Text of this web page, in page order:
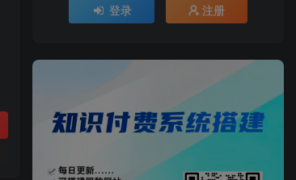
登录 注册